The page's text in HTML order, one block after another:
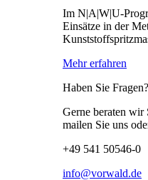
Im N|A|W|U-
Einsätze in der
Mehr erfahren
Haben Sie Fragen?
Gerne beraten wir
mailen Sie uns
+49 541 50546-0
info@vorwald.de